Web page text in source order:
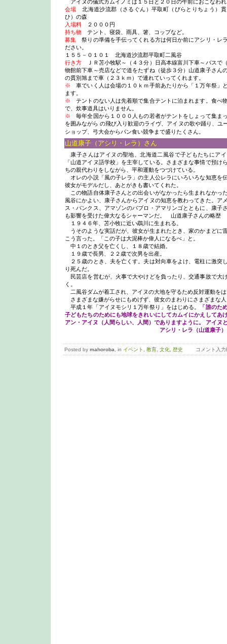
アイヌの儀式カムイノミは１５日と２０日の午前におこなわ
会場 北海道沙流郡（さるぐん）平取町（びらとりちょう）
ひ）の森
入場料 ２０００円
持ち物 テント、寝袋、雨具、箸、コップなど。
募集 祭りの準備を手伝ってくれる方は何日か前にアシリ・レ
ださい。
１５５－０１０１ 北海道沙流郡平取町二風谷
行き方 ＪＲ苫小牧駅～（４３分）日高本線富川下車～バスで
物館前下車～売店などで道をたずね（徒歩３分）山道康子さん
の貫別旭まで車（２３ｋｍ）で連れていってくれます。
※ 車でいく人は会場の１０ｋｍ手前あたりから「１万年祭」
ます。
※ テントのない人は先着順で集合テントに泊まれます。食べ
で、炊事道具はいりません。
※ 毎年全国から１０００人もの若者がテントをしょって集ま
を囲みながら の飛び入り歓迎のライヴ、アイヌの歌や踊り、ユ
ショップ、弓大会からパン食い競争まで盛りたくさん。
山道康子（アシリ・レラ）さん
康子さんはアイヌの聖地、北海道二風谷で子どもたちにア
「山道アイヌ語学校」を主宰している。さまざまな事情で預け
ちの親代わりをしながら、平和運動をつづけている。
オレの小説「風の子レラ」の主人公レラにいろいろな知恵を
彼女がモデルだし、あとがきも書いてくれた。
この物語自体康子さんとの出会いがなかったら生まれなかっ
風谷にかよい、康子さんからアイヌの知恵を教わってきた。ア
ス・バンクス、アマゾンのパブロ・アマリンゴとともに、康子
も影響を受けた偉大なるシャーマンだ。 山道康子さんの略歴
１９４６年、苫小牧に近い鵡川に生まれる。
うそのような実話だが、彼女が生まれたとき、家のかまどに
こう言った。「この子は大泥棒か偉人になるべ」と。
中１のとき父を亡くし、１８歳で結婚。
１９歳で長男、２２歳で次男を出産。
２５歳のとき、夫を亡くす。夫は対向車をよけ、電柱に激突
り死んだ。
民芸店を営むが、火事で大やけどを負ったり、交通事故で大
く。
二風谷ダムが着工され、アイヌの大地を守るため反対運動を
さまざまな嫌がらせにもめげず、彼女のまわりにさまざまな
平成１年「アイヌモシリ１万年祭り」をはじめる。
「誰のた
子どもたちのためにも地球をきれいにしてカムイにかえしてあ
アン・アイヌ（人間らしい、人間）でありますように。 アイヌ
アシリ・レラ（山道康子）
Posted by mahoroba , in イベント 教育 文化 歴史 コメント入力